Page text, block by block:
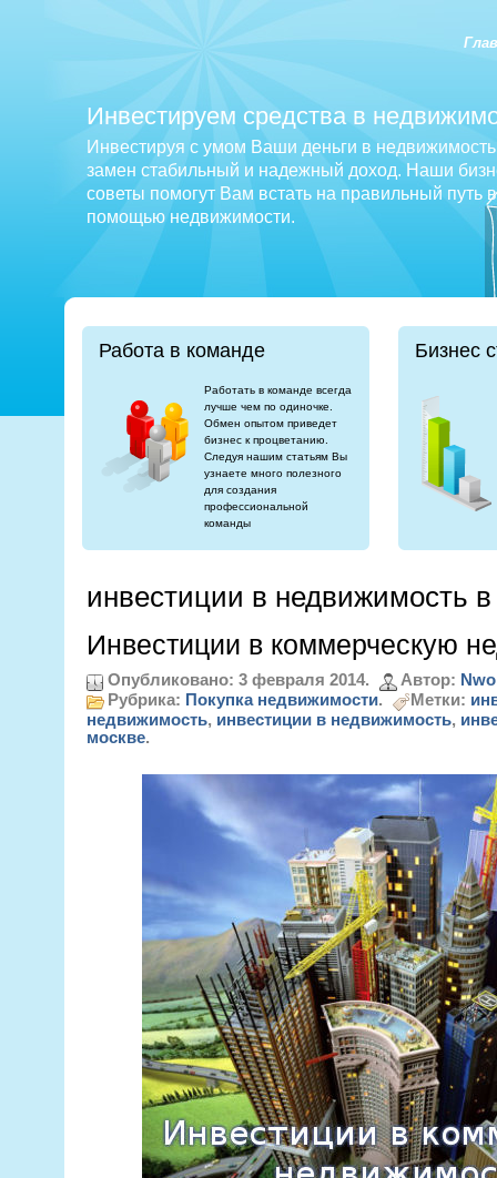
Инвестируем средства в
Инвестируя с умом Ваши деньги в
замен стабильный и надежный доход. Наши
советы помогут Вам встать на правильный путь
помощью недвижимости.
Работа в команде
Работать в команде всегда
лучше чем по одиночке.
Обмен опытом приведет
бизнес к процветанию.
Следуя нашим статьям Вы
узнаете много полезного
для создания
профессиональной
команды
Бизнес
инвестиции в недвижимость
Инвестиции в коммерческую
Опубликовано: 3 февраля 2014. Автор:
Рубрика: Покупка недвижимости. Метки:
недвижимость, инвестиции в недвижимость,
москве.